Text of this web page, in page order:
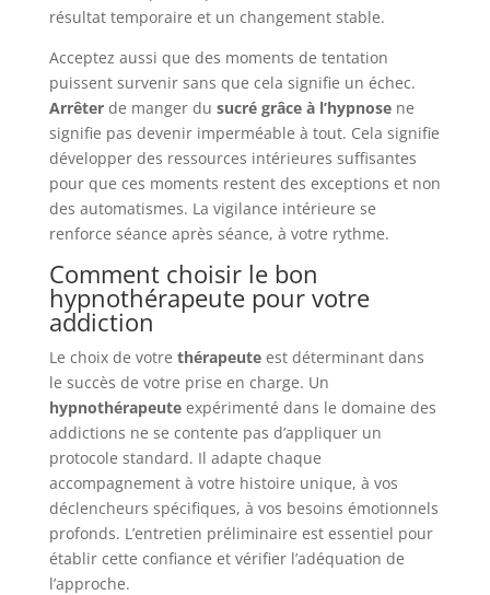
résultat temporaire et un changement stable.
Acceptez aussi que des moments de tentation
puissent survenir sans que cela signifie un échec.
Arrêterde manger du sucré grâce à l’hypnosene
signifie pas devenir imperméable à tout. Cela signifie
développer des ressources intérieures suffisantes
pour que ces moments restent des exceptions et non
des automatismes. La vigilance intérieure se
renforce séance après séance, à votre rythme.
Comment choisir le bon
hypnothérapeute pour votre
addiction
Le choix de votre thérapeuteest déterminant dans
le succès de votre prise en charge. Un
hypnothérapeuteexpérimenté dans le domaine des
addictions ne se contente pas d’appliquer un
protocole standard. Il adapte chaque
accompagnement à votre histoire unique, à vos
déclencheurs spécifiques, à vos besoins émotionnels
profonds. L’entretien préliminaire est essentiel pour
établir cette confiance et vérifier l’adéquation de
l’approche.